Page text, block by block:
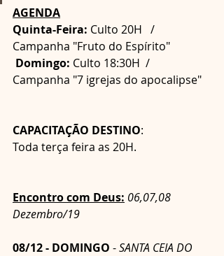
AGENDA
Quinta-Feira: Culto 20H   /
Campanha "Fruto do Espírito"
Domingo: Culto 18:30H  /
Campanha "7 igrejas do apocalipse"
CAPACITAÇÃO DESTINO:
Toda terça feira as 20H.
Encontro com Deus: 06,07,08
Dezembro/19
08/12 - DOMINGO - SANTA CEIA DO